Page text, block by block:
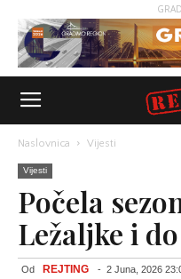
Naslovnica Vijesti
Vijesti
Počela
Ležaljke i
Od REJTING - 2 Juna, 2026